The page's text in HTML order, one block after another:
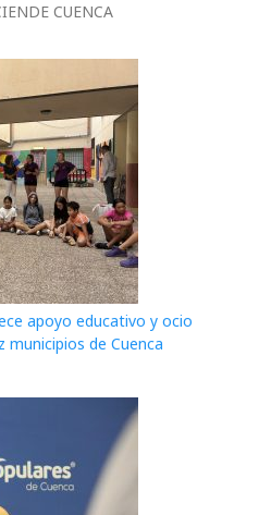
CUENCA
apoyo educativo y ocio
municipios de Cuenca